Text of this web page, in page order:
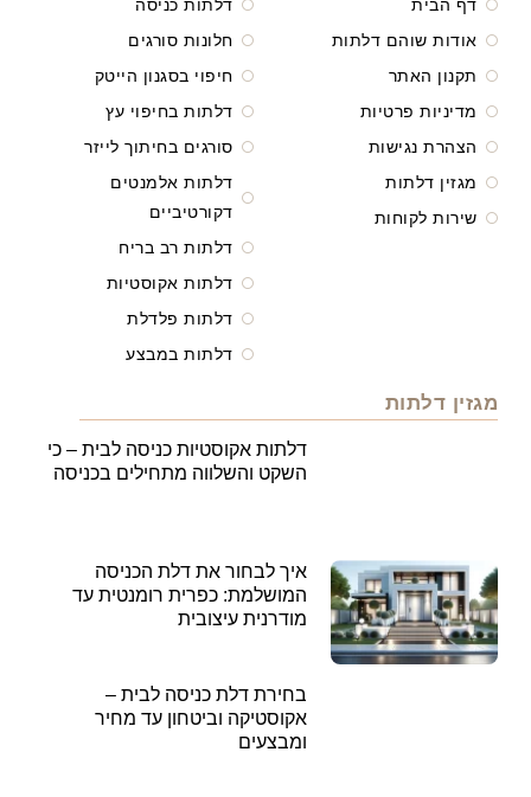
דף הבית
אודות שוהם דלתות
תקנון האתר
מדיניות פרטיות
הצהרת נגישות
מגזין דלתות
שירות לקוחות
דלתות כניסה
חלונות סורגים
חיפוי בסגנון הייטק
דלתות בחיפוי עץ
סורגים בחיתוך לייזר
דלתות אלמנטים
דקורטיביים
דלתות רב בריח
דלתות אקוסטיות
דלתות פלדלת
דלתות במבצע
מגזין דלתות
דלתות אקוסטיות כניסה לבית – כי
השקט והשלווה מתחילים בכניסה
איך לבחור את דלת הכניסה
המושלמת: כפרית רומנטית עד
מודרנית עיצובית
בחירת דלת כניסה לבית –
אקוסטיקה וביטחון עד מחיר
ומבצעים